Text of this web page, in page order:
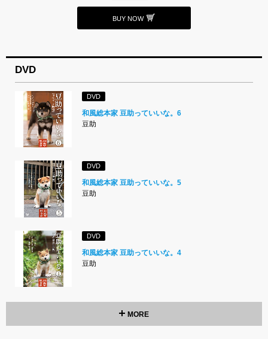
BUY NOW
DVD
DVD
和風総本家 豆助っていいな。6
豆助
DVD
和風総本家 豆助っていいな。5
豆助
DVD
和風総本家 豆助っていいな。4
豆助
MORE